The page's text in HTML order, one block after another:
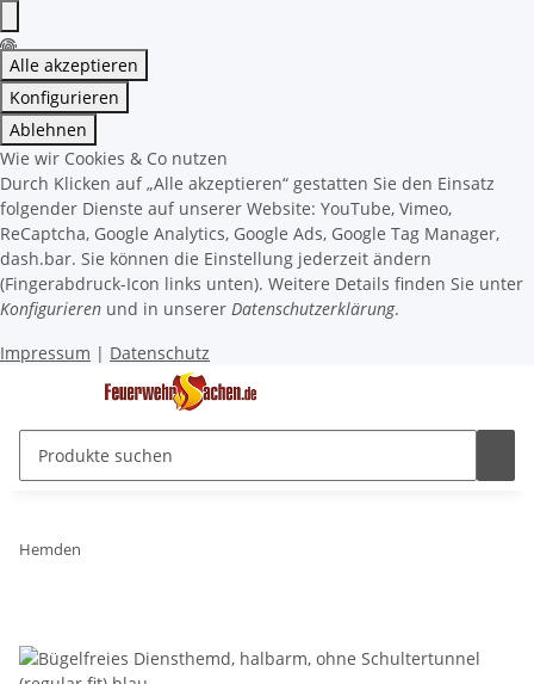
Alle akzeptieren
Konfigurieren
Ablehnen
Wie wir Cookies & Co nutzen
Durch Klicken auf „Alle akzeptieren“ gestatten Sie den Einsatz
folgender Dienste auf unserer Website: YouTube, Vimeo,
ReCaptcha, Google Analytics, Google Ads, Google Tag Manager,
dash.bar. Sie können die Einstellung jederzeit ändern
(Fingerabdruck-Icon links unten). Weitere Details finden Sie unter
Konfigurieren und in unserer Datenschutzerklärung.
Impressum | Datenschutz
Hemden